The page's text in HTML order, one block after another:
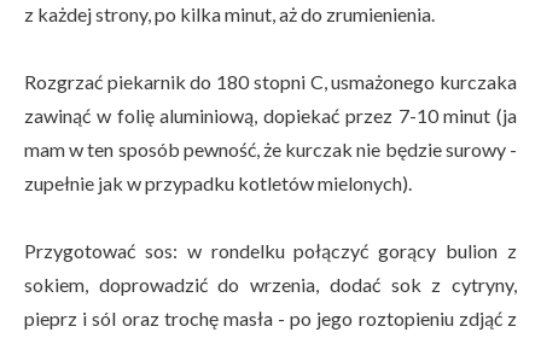
z każdej strony, po kilka minut, aż do zrumienienia.
Rozgrzać piekarnik do 180 stopni C, usmażonego kurczaka
zawinąć w folię aluminiową, dopiekać przez 7-10 minut (ja
mam w ten sposób pewność, że kurczak nie będzie surowy -
zupełnie jak w przypadku kotletów mielonych).
Przygotować sos: w rondelku połączyć gorący bulion z
sokiem, doprowadzić do wrzenia, dodać sok z cytryny,
pieprz i sól oraz trochę masła - po jego roztopieniu zdjąć z